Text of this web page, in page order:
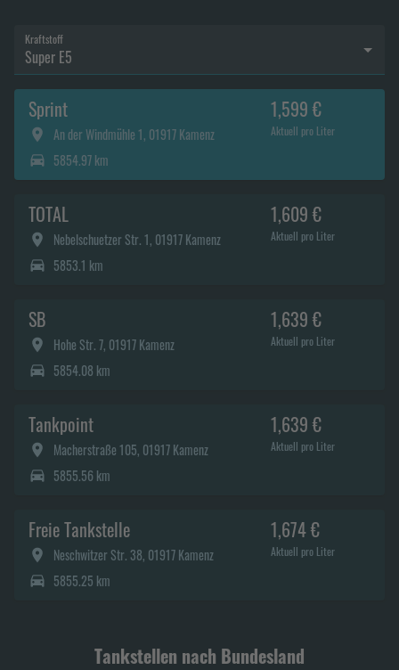
Kraftstoff
Super E5
Sprint
An der Windmühle 1, 01917 Kamenz
5854.97 km
1,599 €
Aktuell pro Liter
TOTAL
Nebelschuetzer Str. 1, 01917 Kamenz
5853.1 km
1,609 €
Aktuell pro Liter
SB
Hohe Str. 7, 01917 Kamenz
5854.08 km
1,639 €
Aktuell pro Liter
Tankpoint
Macherstraße 105, 01917 Kamenz
5855.56 km
1,639 €
Aktuell pro Liter
Freie Tankstelle
Neschwitzer Str. 38, 01917 Kamenz
5855.25 km
1,674 €
Aktuell pro Liter
Tankstellen nach Bundesland